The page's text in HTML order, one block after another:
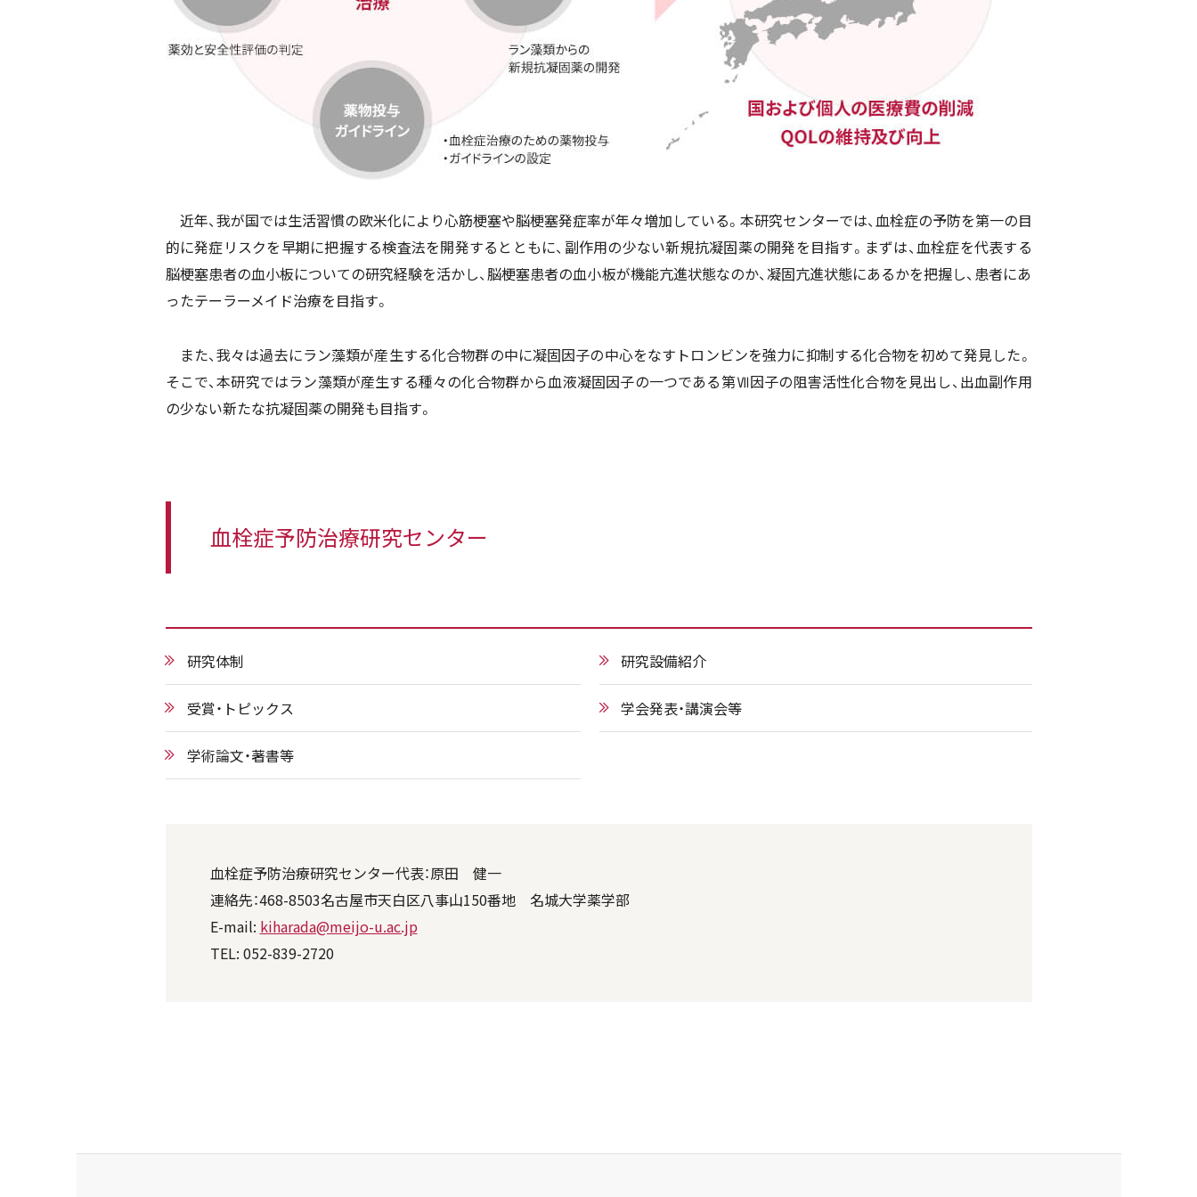
近年、我が国では生活習慣の欧米化により心筋梗塞や脳梗塞発症率が年々増加している。本研究センターでは、血栓症の予防を第一の目
的に発症リスクを早期に把握する検査法を開発するとともに、副作用の少ない新規抗凝固薬の開発を目指す。まずは、血栓症を代表する
脳梗塞患者の血小板についての研究経験を活かし、脳梗塞患者の血小板が機能亢進状態なのか、凝固亢進状態にあるかを把握し、患者にあ
ったテーラーメイド治療を目指す。
また、我々は過去にラン藻類が産生する化合物群の中に凝固因子の中心をなすトロンビンを強力に抑制する化合物を初めて発見した。
そこで、本研究ではラン藻類が産生する種々の化合物群から血液凝固因子の一つである第Ⅶ因子の阻害活性化合物を見出し、出血副作用
の少ない新たな抗凝固薬の開発も目指す。
血栓症予防治療研究センター
研究体制 研究設備紹介
受賞・トピックス 学会発表・講演会等
学術論文・著書等
血栓症予防治療研究センター代表：原田 健一
連絡先：468-8503名古屋市天白区八事山150番地 名城大学薬学部
E-mail: kiharada@meijo-u.ac.jp
TEL: 052-839-2720